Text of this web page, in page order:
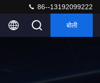
86--13192099222
बोली